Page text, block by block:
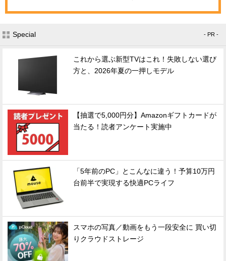
Special - PR -
これから選ぶ新型TVはこれ！失敗しない選び
方と、2026年夏の一押しモデル
【抽選で5,000円分】Amazonギフトカードが
当たる！読者アンケート実施中
「5年前のPC」とこんなに違う！予算10万円
台前半で実現する快適PCライフ
スマホの写真／動画をもう一段安全に 買い切
りクラウドストレージ